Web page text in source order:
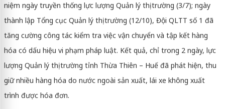
niệm ngày truyền thống lực lượng Quản lý thị trường (3/7); ngày
thành lập Tổng cục Quản lý thị trường (12/10), Đội QLTT số 1 đã
tăng cường công tác kiểm tra việc vận chuyển và tập kết hàng
hóa có dấu hiệu vi phạm pháp luật. Kết quả, chỉ trong 2 ngày, lực
lượng Quản lý thị trường tỉnh Thừa Thiên – Huế đã phát hiện, thu
giữ nhiều hàng hóa do nước ngoài sản xuất, lái xe không xuất
trình được hóa đơn.